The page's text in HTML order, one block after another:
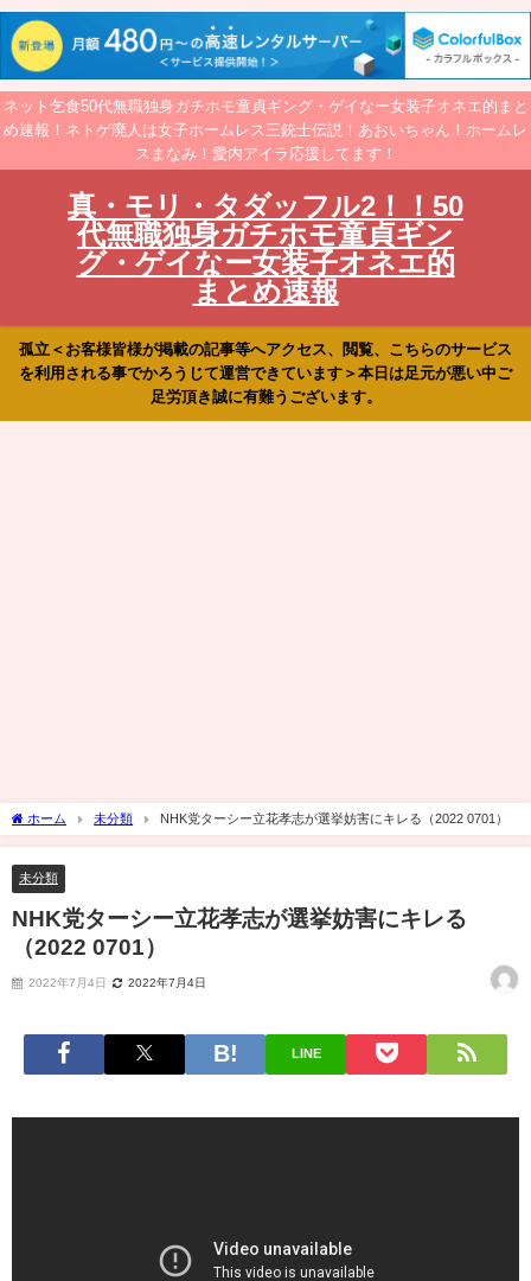
ネット乞食50代無職独身ガチホモ童貞ギング・ゲイなー女装子オネエ的まと
め速報！ネトゲ廃人は女子ホームレス三銃士伝説！あおいちゃん！ホームレ
スまなみ！愛内アイラ応援してます！
真・モリ・タダッフル2！！50
代無職独身ガチホモ童貞ギン
グ・ゲイなー女装子オネエ的
まとめ速報
孤立＜お客様皆様が掲載の記事等へアクセス、閲覧、こちらのサービス
を利用される事でかろうじて運営できています＞本日は足元が悪い中ご
足労頂き誠に有難うございます。
ホーム 未分類 NHK党ターシー立花孝志が選挙妨害にキレる（2022 0701）
未分類
NHK党ターシー立花孝志が選挙妨害にキレる
（2022 0701）
2022年7月4日 2022年7月4日
LINE